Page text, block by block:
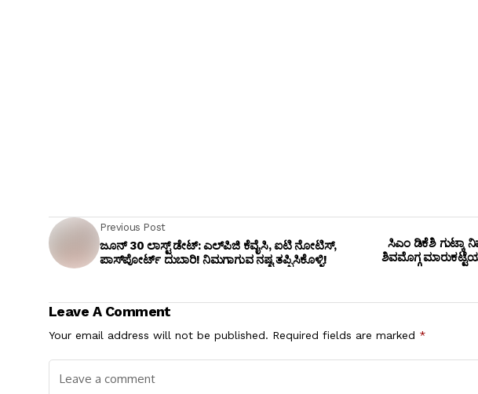
Previous Post
ಜೂನ್ 30 ಲಾಸ್ಟ್ ಡೇಟ್: ಎಲ್‌ಪಿಜಿ ಕೆವೈಸಿ, ಐಟಿ ನೋಟಿಸ್,
ಪಾಸ್‌ಪೋರ್ಟ್ ದುಬಾರಿ! ನಿಮಗಾಗುವ ನಷ್ಟ ತಪ್ಪಿಸಿಕೊಳ್ಳಿ!
ಸಿಎಂ ಡಿಕೆಶಿ ಗುಟ್ಕಾ
ಶಿವಮೊಗ್ಗ
Leave A Comment
Your email address will not be published. Required fields are marked *